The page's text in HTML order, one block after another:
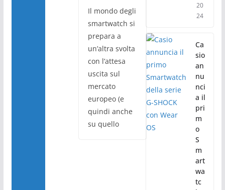
Il mondo degli
smartwatch si
prepara a
un’altra svolta
con l’attesa
uscita sul
mercato
europeo (e
quindi anche
su quello
20
24
Ca
sio
an
nu
nci
a il
pri
m
o
S
m
art
wa
tc